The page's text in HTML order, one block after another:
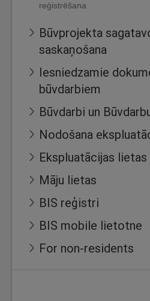
reģistrēšana
Būvprojekta
saskaņošana
Iesniedzamie
būvdarbiem
Būvdarbi un
Nodošana
Ekspluatācijas lietas
Māju lietas
BIS reģistri
BIS mobile lietotne
For non-residents